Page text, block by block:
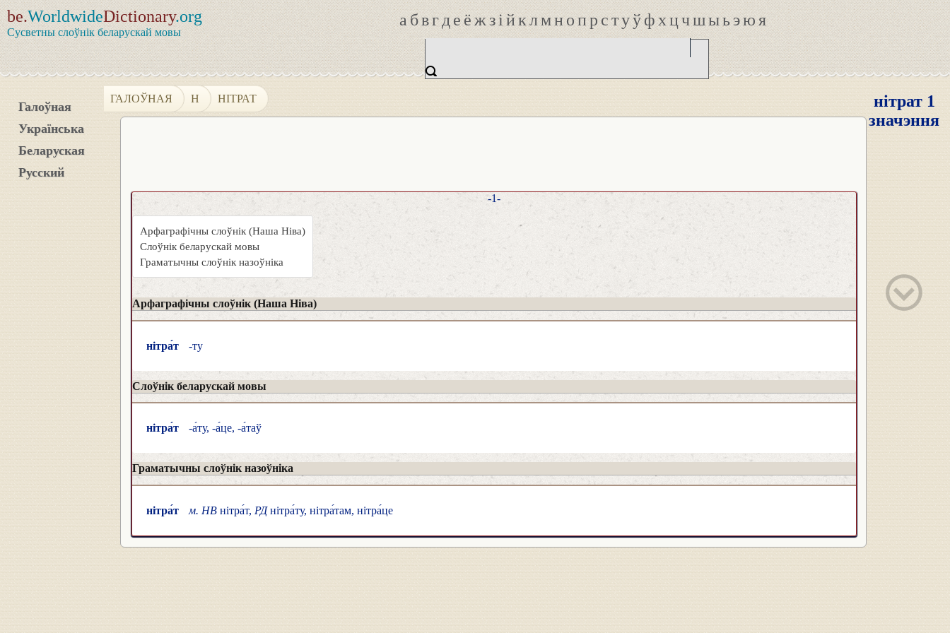
be.WorldwideDictionary.org
Сусветны слоўнік беларускай мовы
абвгдеёжзійклмнопрстуўфхцчшыьэюя
Галоўная
Українська
Беларуская
Русский
ГАЛОЎНАЯ Н НІТРАТ
нітрат 1
значэння
-1-
Арфаграфічны слоўнік (Наша Ніва)
Слоўнік беларускай мовы
Граматычны слоўнік назоўніка
Арфаграфічны слоўнік (Наша Ніва)
нітра́т -ту
Слоўнік беларускай мовы
нітра́т -а́ту, -а́це, -а́таў
Граматычны слоўнік назоўніка
нітра́т м. НВ нітра́т, РДнітра́ту, нітра́там, нітра́це